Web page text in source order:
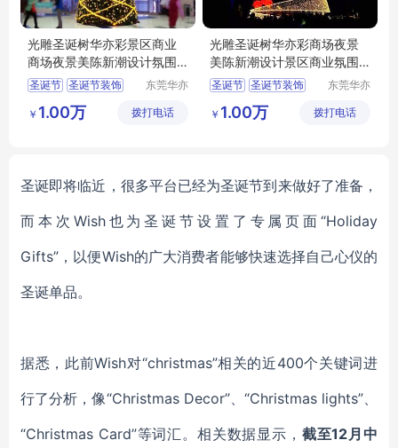
光雕圣诞树华亦彩景区商业
商场夜景美陈新潮设计氛围
源头厂家出口
圣诞节 圣诞节装饰
大型圣诞树定制
东莞华亦
艺有限公
￥ 1.00万 拨打电话
光雕圣诞树华亦彩商场夜景
美陈新潮设计景区商业氛围
摆件装饰
圣诞节 圣诞节装饰
大型圣诞树定制
东莞华亦
艺有限公
￥ 1.00万 拨打电话
圣诞即将临近，很多平台已经为圣诞节到来做好了准备，
而本次 Wish也为圣诞节设置了专属页面 “Holiday
Gifts” ，以便Wish的广大消费者能够快速选择自己心仪的
圣诞单品。
据悉，此前Wish对“christmas”相关的近400个关键词进
行了分析，像“Christmas Decor”、“Christmas lights”、
“Christmas Card”等词汇。相关数据显示， 截至12月中